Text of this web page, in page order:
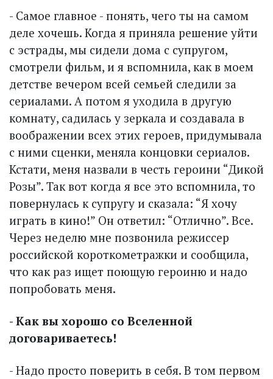
- Самое главное - понять, чего ты на самом
деле хочешь. Когда я приняла решение уйти
с эстрады, мы сидели дома с супругом,
смотрели фильм, и я вспомнила, как в моем
детстве вечером всей семьей следили за
сериалами. А потом я уходила в другую
комнату, садилась у зеркала и создавала в
воображении всех этих героев, придумывала
с ними сценки, меняла концовки сериалов.
Кстати, меня назвали в честь героини “Дикой
Розы”. Так вот когда я все это вспомнила, то
повернулась к супругу и сказала: “Я хочу
играть в кино!” Он ответил: “Отлично”. Все.
Через неделю мне позвонила режиссер
российской короткомет­ражки и сообщила,
что как раз ищет поющую героиню и надо
попробовать меня.
- Как вы хорошо со Вселенной
договариваетесь!
- Надо просто поверить в себя. В том первом